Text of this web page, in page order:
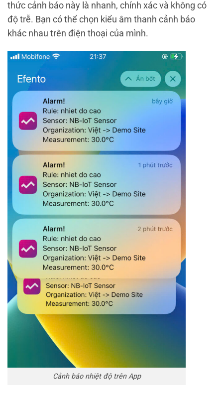
thức cảnh báo này là nhanh, chính xác và không có
độ trễ. Bạn có thể chọn kiểu âm thanh cảnh báo
khác nhau trên điện thoại của mình.
Cảnh báo nhiệt độ trên App